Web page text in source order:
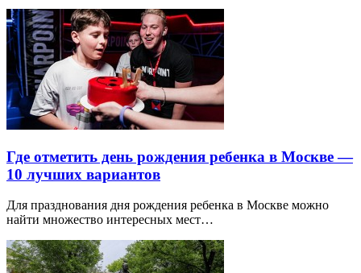
Где отметить день рождения ребенка в Москве —
10 лучших вариантов
Для празднования дня рождения ребенка в Москве можно
найти множество интересных мест…